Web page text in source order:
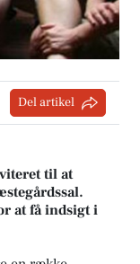
Del artikel
til at
at få indsigt i